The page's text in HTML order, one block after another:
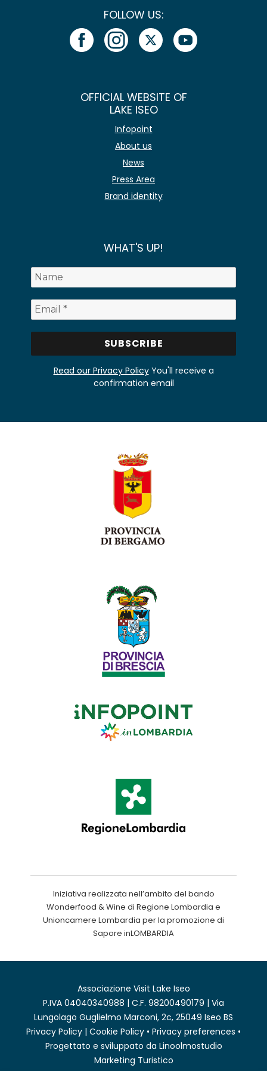
FOLLOW US:
OFFICIAL WEBSITE OF
LAKE ISEO
Infopoint
About us
News
Press Area
Brand identity
WHAT'S UP!
Read our Privacy PolicyYou'll receive a
confirmation email
Iniziativa realizzata nell’ambito del bando
Wonderfood & Wine di Regione Lombardia e
Unioncamere Lombardia per la promozione di
Sapore inLOMBARDIA
Associazione Visit Lake Iseo
P.IVA 04040340988 | C.F. 98200490179 | Via
Lungolago Guglielmo Marconi, 2c, 25049 Iseo BS
Privacy Policy | Cookie Policy • Privacy preferences •
Progettato e sviluppato da Linoolmostudio
Marketing Turistico